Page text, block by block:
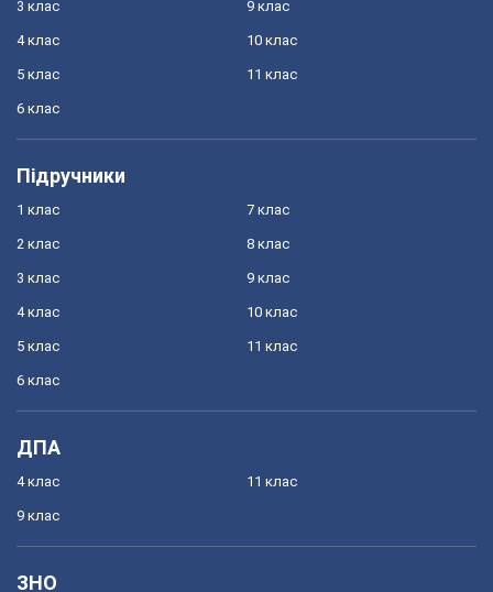
3 клас
4 клас
5 клас
6 клас
9 клас
10 клас
11 клас
Підручники
1 клас
2 клас
3 клас
4 клас
5 клас
6 клас
7 клас
8 клас
9 клас
10 клас
11 клас
ДПА
4 клас
9 клас
11 клас
ЗНО